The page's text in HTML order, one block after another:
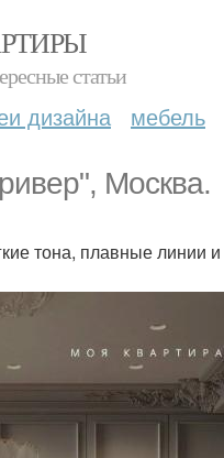
статьи
дизайна мебель
Москва.
тона, плавные линии